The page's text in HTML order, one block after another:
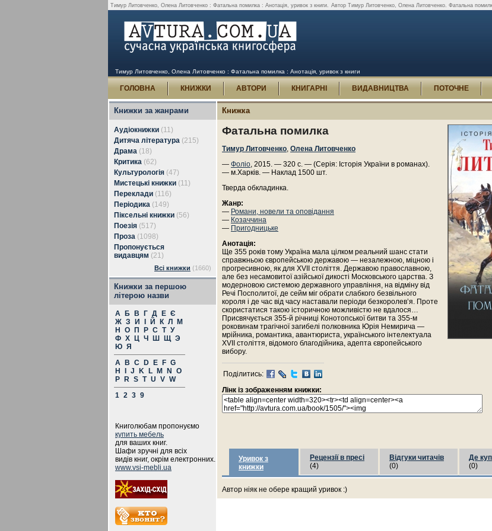
Тимур Литовченко, Олена Литовченко : Фатальна помилка : Анотація, уривок з книги. Автор Тимур Литовченко, Олена Литовченко. Фатальна
Тимур Литовченко, Олена Литовченко : Фатальна помилка : Анотація, уривок з книги
ГОЛОВНА КНИЖКИ АВТОРИ КНИГАРНІ ВИДАВНИЦТВА ПОТОЧНЕ
Книжки за жанрами
Аудіокнижки (11)
Дитяча література (215)
Драма (18)
Критика (62)
Культурологія (47)
Мистецькі книжки (11)
Переклади (116)
Періодика (149)
Піксельні книжки (56)
Поезія (517)
Проза (1098)
Пропонується
видавцям (21)
Всі книжки (1660)
Книжки за першою
літерою назви
А Б В Г Д Е Є
Ж З И Й К Л
М
Н
О П Р С Т У
Ф Х Ц Ч Ш Щ Э
Ю Я
A
B C D E F G
H
J K L M N
O
P
R S T U V W
1 2 3 9
Книголюбам пропонуємо
купить мебель
для ваших книг.
Шафи зручні для всіх
видів книг, окрім електронних.
www.vsi-mebli.ua
Книжка
Фатальна помилка
Тимур Литовченко, Олена Литовченко
— Фоліо, 2015. — 320 с. — (Серія: Історія України в романах).
— м.Харків. — Наклад 1500 шт.
Тверда обкладинка.
Жанр:
— Романи, новели та оповідання
— Козаччина
— Пригодницьке
Анотація:
Ще 355 років тому Україна мала цілком реальний шанс стати
справжньою європейською державою — незалежною, міцною і
прогресивною, як для XVII століття. Державою православною,
але без несамовитої азійської дикості Московського царства. З
модерновою системою державного управління, на відміну від
Речі Посполитої, де сейм міг обрати слабкого безвільного
короля і де час від часу наставали періоди безкоролев’я. Проте
скористатися такою історичною можливістю не вдалося…
Присвячується 355-й річниці Конотопської битви та 355-м
роковинам трагічної загибелі полковника Юрія Немирича —
мрійника, романтика, авантюриста, українського інтелектуала
XVII століття, відомого благодійника, адепта європейського
вибору.
Поділитись:
Лінк із зображенням книжки:
Уривок з
книжки
Рецензії в пресі
(4)
Відгуки читачів
(0)
Де
(0)
Автор ніяк не обере кращий уривок :)